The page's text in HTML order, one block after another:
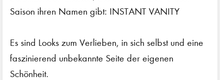
Saison ihren Namen gibt: INSTANT VANITY
Es sind Looks zum Verlieben, in sich selbst und eine
faszinierend unbekannte Seite der eigenen
Schönheit.